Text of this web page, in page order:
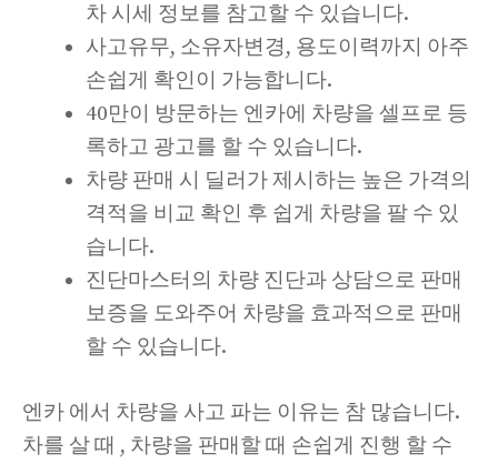
차 시세 정보를 참고할 수 있습니다.
사고유무, 소유자변경, 용도이력까지 아주
손쉽게 확인이 가능합니다.
40만이 방문하는 엔카에 차량을 셀프로 등
록하고 광고를 할 수 있습니다.
차량 판매 시 딜러가 제시하는 높은 가격의
격적을 비교 확인 후 쉽게 차량을 팔 수 있
습니다.
진단마스터의 차량 진단과 상담으로 판매
보증을 도와주어 차량을 효과적으로 판매
할 수 있습니다.
엔카 에서 차량을 사고 파는 이유는 참 많습니다.
차를 살 때 , 차량을 판매할 때 손쉽게 진행 할 수